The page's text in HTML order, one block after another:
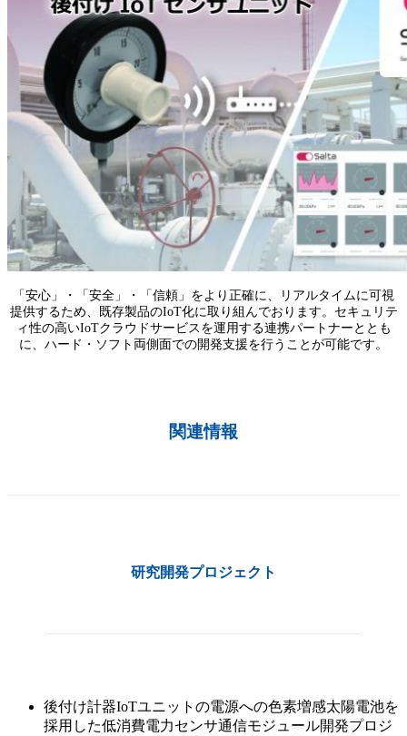
「安心」・「安全」・「信頼」をより正確に、リアルタイムに可視
提供するため、既存製品のIoT化に取り組んでおります。セキュリテ
ィ性の高いIoTクラウドサービスを運用する連携パートナーととも
に、ハード・ソフト両側面での開発支援を行うことが可能です。
関連情報
研究開発プロジェクト
後付け計器IoTユニットの電源への色素増感太陽電池を
採用した低消費電力センサ通信モジュール開発プロジ